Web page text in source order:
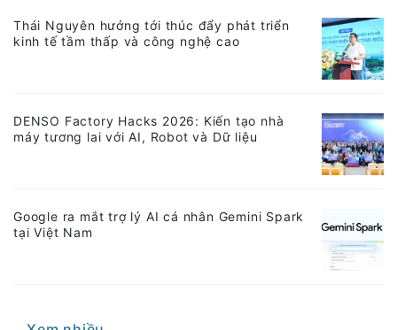
Thái Nguyên hướng tới thúc đẩy phát triển
kinh tế tầm thấp và công nghệ cao
DENSO Factory Hacks 2026: Kiến tạo nhà
máy tương lai với AI, Robot và Dữ liệu
Google ra mắt trợ lý AI cá nhân Gemini Spark
tại Việt Nam